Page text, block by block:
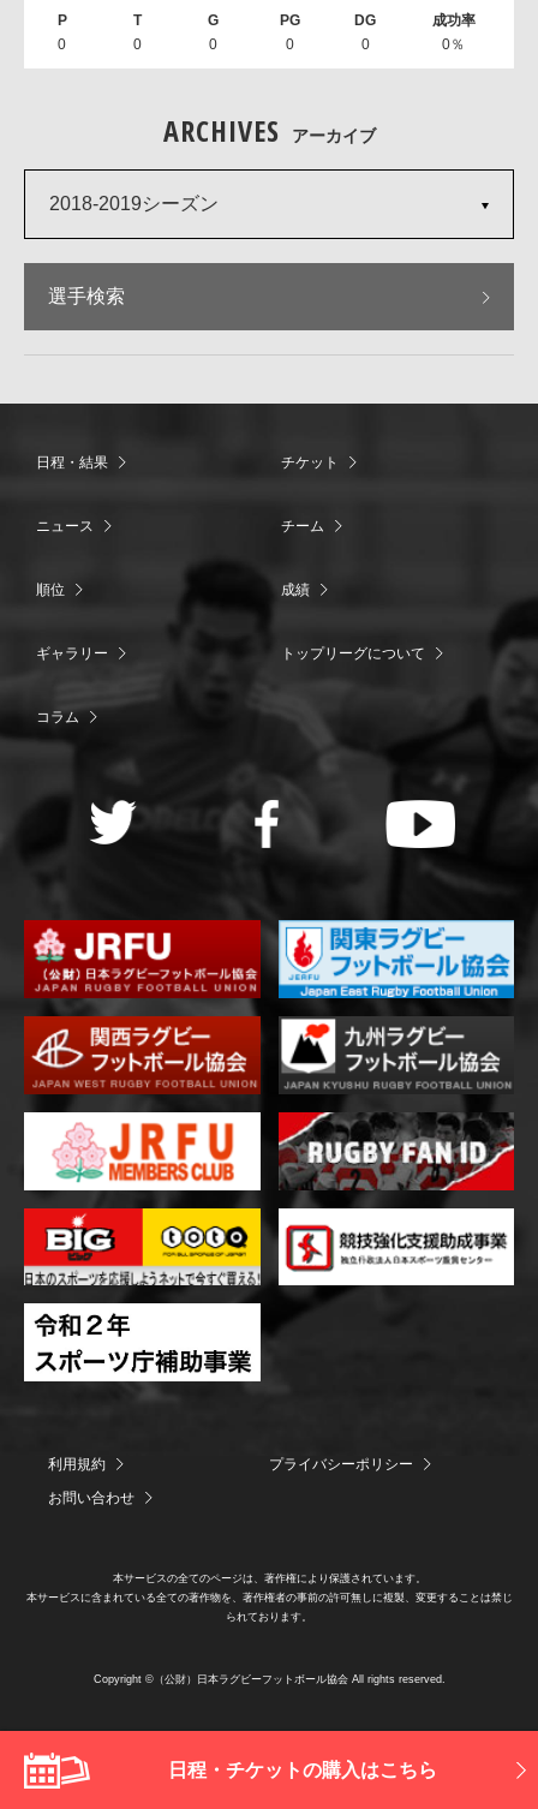
0 0 0 0 0 0％
ARCHIVES アーカイブ
2018-2019シーズン
選手検索
日程・チケットの購入はこちら
日程・結果 チケット
ニュース チーム
順位 成績
ギャラリー トップリーグについて
コラム
利用規約
プライバシーポリシー
お問い合わせ
本サービスの全てのページは、著作権により保護されています。
本サービスに含まれている全ての著作物を、著作権者の事前の許可無しに複製、変更することは禁じ
られております。
Copyright ©（公財）日本ラグビーフットボール協会 All rights reserved.